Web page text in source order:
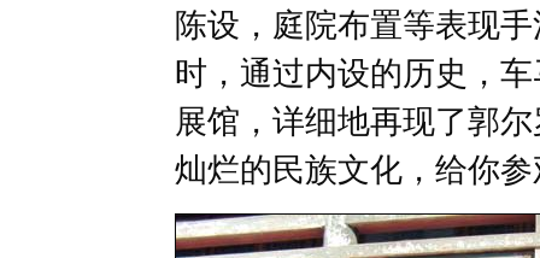
陈设，庭院布置等表现
时，通过内设的历史，
展馆，详细地再现了郭
灿烂的民族文化，给你